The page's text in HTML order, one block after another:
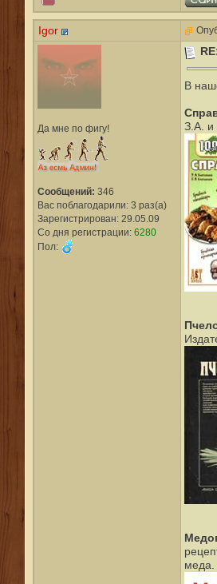
Igor
Да мне по фигу!
Сообщений: 346
Вас поблагодарили: 3 раз(а)
Зарегистрирован: 29.05.09
Со дня регистрации: 6280
Пол:
В
З.А. и
меда.